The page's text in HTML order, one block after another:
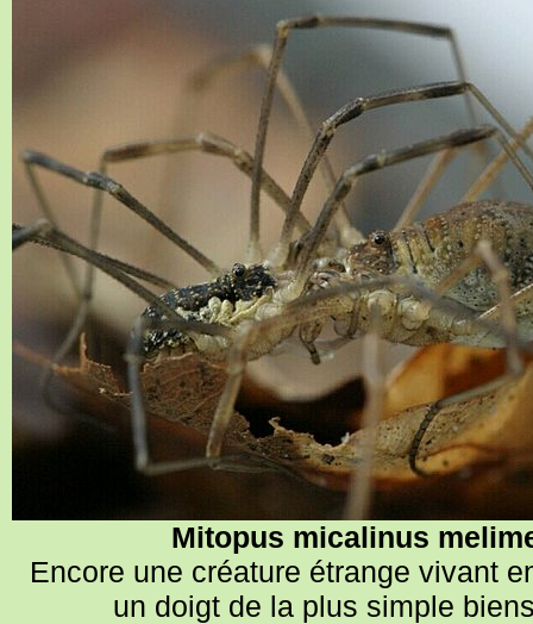
Mitopus micalinus
Encore une créature étrange vivant
un doigt de la plus simple